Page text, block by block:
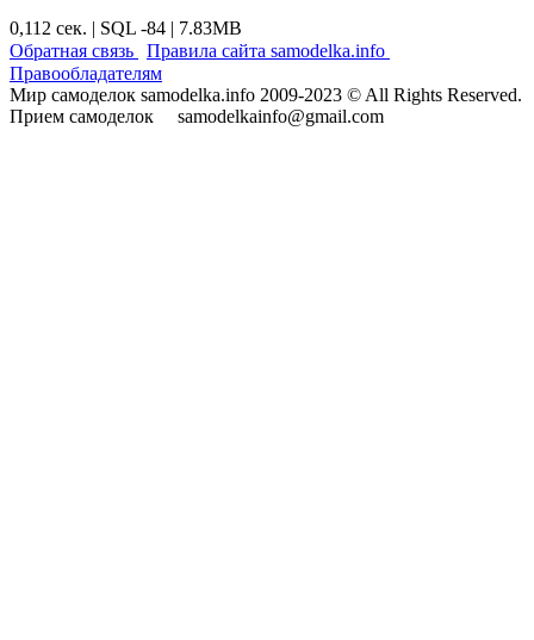
0,112 сек. | SQL -84 | 7.83MB
Обратная связь
Правила сайта samodelka.info
Правообладателям
Мир самоделок samodelka.info 2009-2023 © All Rights Reserved.
Прием самоделок samodelkainfo@gmail.com